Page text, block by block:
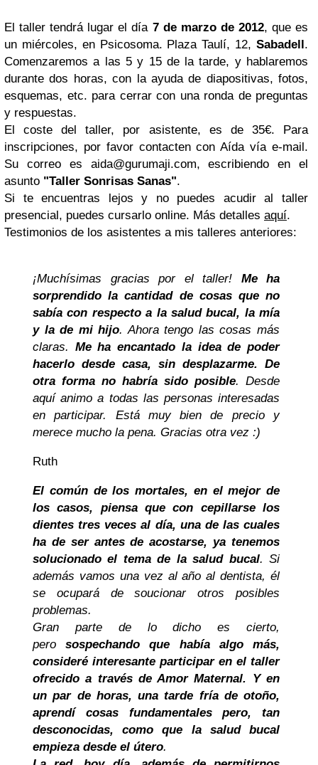
El taller tendrá lugar el día 7 de marzo de 2012, que es
un miércoles, en Psicosoma. Plaza Taulí, 12, Sabadell.
Comenzaremos a las 5 y 15 de la tarde, y hablaremos
durante dos horas, con la ayuda de diapositivas, fotos,
esquemas, etc. para cerrar con una ronda de preguntas
y respuestas.
El coste del taller, por asistente, es de 35€. Para
inscripciones, por favor contacten con Aída vía e-mail.
Su correo es aida@gurumaji.com, escribiendo en el
asunto "Taller Sonrisas Sanas".
Si te encuentras lejos y no puedes acudir al taller
presencial, puedes cursarlo online. Más detalles aquí.
Testimonios de los asistentes a mis talleres anteriores:
¡Muchísimas gracias por el taller! Me ha
sorprendido la cantidad de cosas que no
sabía con respecto a la salud bucal, la mía
y la de mi hijo. Ahora tengo las cosas más
claras. Me ha encantado la idea de poder
hacerlo desde casa, sin desplazarme. De
otra forma no habría sido posible. Desde
aquí animo a todas las personas interesadas
en participar. Está muy bien de precio y
merece mucho la pena. Gracias otra vez :)
Ruth
El común de los mortales, en el mejor de
los casos, piensa que con cepillarse los
dientes tres veces al día, una de las cuales
ha de ser antes de acostarse, ya tenemos
solucionado el tema de la salud bucal. Si
además vamos una vez al año al dentista, él
se ocupará de soucionar otros posibles
problemas.
Gran parte de lo dicho es cierto,
perosospechando que había algo más,
consideré interesante participar en el taller
ofrecido a través de Amor Maternal. Y en
un par de horas, una tarde fría de otoño,
aprendí cosas fundamentales pero, tan
desconocidas, como que la salud bucal
empieza desde el útero.